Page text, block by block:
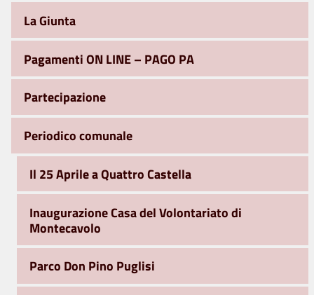
La Giunta
Pagamenti ON LINE – PAGO PA
Partecipazione
Periodico comunale
Il 25 Aprile a Quattro Castella
Inaugurazione Casa del Volontariato di
Montecavolo
Parco Don Pino Puglisi